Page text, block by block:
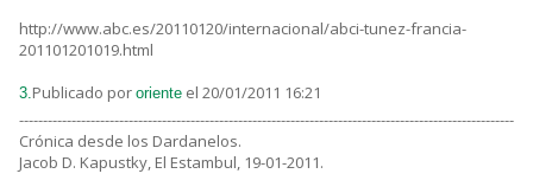
http://www.abc.es/20110120/internacional/abci-tunez-francia-
201101201019.html
3.Publicado por oriente el 20/01/2011 16:21
--------------------------------------------------------------------------------------------------------
Crónica desde los Dardanelos.
Jacob D. Kapustky, El Estambul, 19-01-2011.